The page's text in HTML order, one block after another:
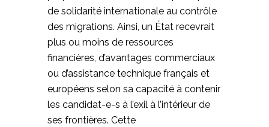
de solidarité internationale au contrôle
des migrations. Ainsi, un État recevrait
plus ou moins de ressources
financières, d’avantages commerciaux
ou d’assistance technique français et
européens selon sa capacité à contenir
les candidat-e-s à l’exil à l’intérieur de
ses frontières. Cette